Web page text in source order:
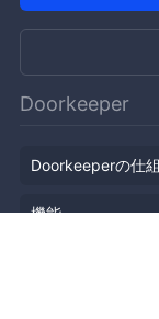
Doorkeeper
Doorkeeperの仕
機能